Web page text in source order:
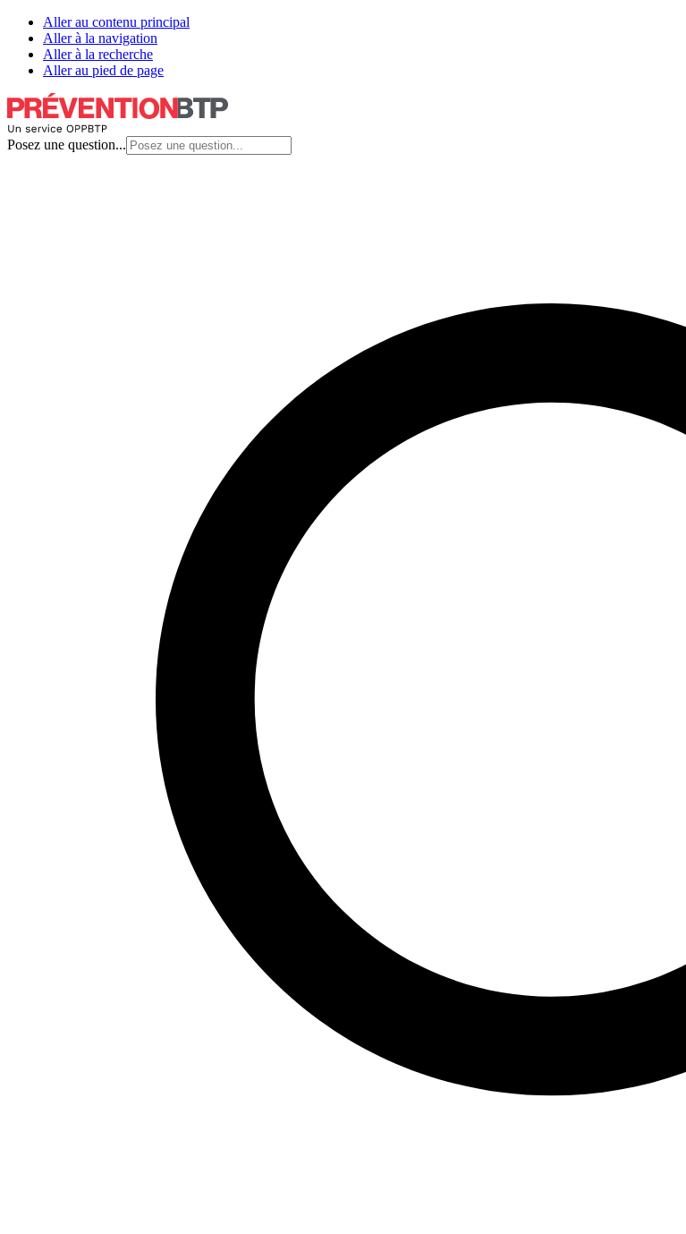
Aller au contenu principal
Aller à la navigation
Aller à la recherche
Aller au pied de page
Posez une question...